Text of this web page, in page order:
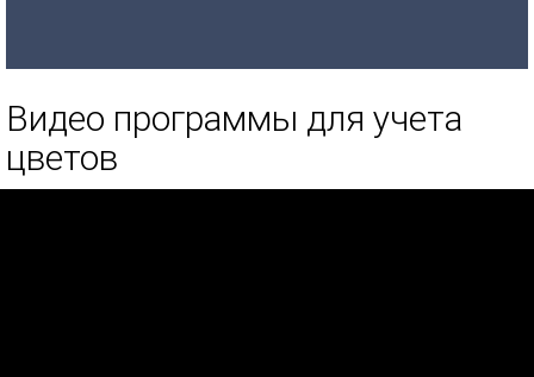
Видео программы для учета
цветов